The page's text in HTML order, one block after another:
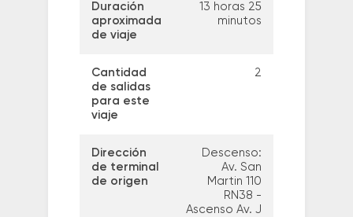
Duración
aproximada
de viaje
13 horas 25
minutos
Cantidad
de salidas
para este
viaje
2
Dirección
de terminal
de origen
Descenso:
Av. San
Martin 110
RN38 -
Ascenso Av. J